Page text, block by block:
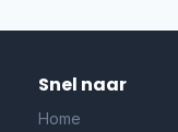
Snel naar
Home